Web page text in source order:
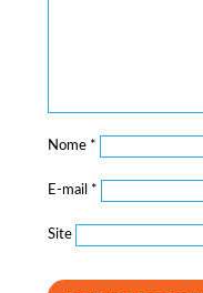
Nome *
E-mail *
Site